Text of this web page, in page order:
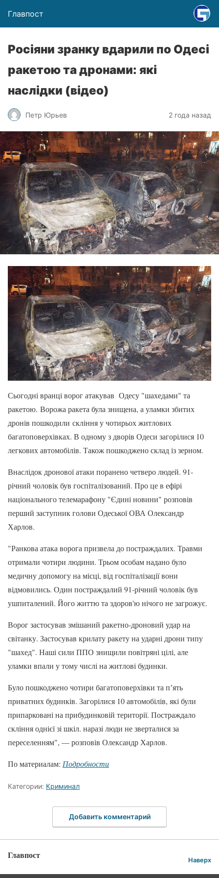
Главпост
Росіяни зранку вдарили по Одесі
ракетою та дронами: які
наслідки (відео)
Петр Юрьев 2 года назад
Сьогодні вранці ворог атакував Одесу "шахедами" та
ракетою. Ворожа ракета була знищена, а уламки збитих
дронів пошкодили скління у чотирьох житлових
багатоповерхівках. В одному з дворів Одеси загорілися 10
легкових автомобілів. Також пошкоджено склад із зерном.
Внаслідок дронової атаки поранено четверо людей. 91-
річний чоловік був госпіталізований. Про це в ефірі
національного телемарафону "Єдині новини" розповів
перший заступник голови Одеської ОВА Олександр
Харлов.
"Ранкова атака ворога призвела до постраждалих. Травми
отримали чотири людини. Трьом особам надано було
медичну допомогу на місці, від госпіталізації вони
відмовились. Один постраждалий 91-річний чоловік був
ушпиталений. Його життю та здоров'ю нічого не загрожує.
Ворог застосував змішаний ракетно-дроновий удар на
світанку. Застосував крилату ракету на ударні дрони типу
"шахед". Наші сили ППО знищили повітряні цілі, але
уламки впали у тому числі на житлові будинки.
Було пошкоджено чотири багатоповерхівки та пʼять
приватних будинків. Загорілися 10 автомобілів, які були
припарковані на прибудинковій території. Постраждало
скління однієї зі шкіл. наразі люди не зверталися за
переселенням", — розповів Олександр Харлов.
По материалам: Подробности
Категории: Криминал
Добавить комментарий
Главпост Наверх